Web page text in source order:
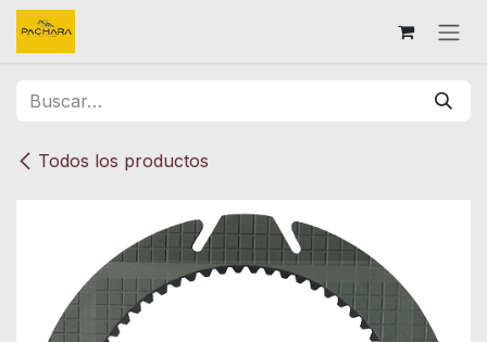
Ir al contenido
Todos los productos